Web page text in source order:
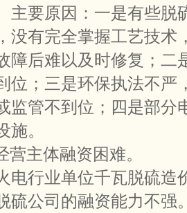
主要原因：一是有些脱
没有完全掌握工艺技术
障后难以及时修复；二
位；三是环保执法不严
监管不到位；四是部分
施。
营主体融资困难。
电行业单位千瓦脱硫造
硫公司的融资能力不强